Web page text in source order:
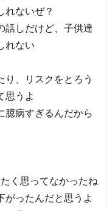
れないぜ？
話しだけど、子供達
れない
り、リスクをとろう
思うよ
臆病すぎるんだから
く思ってなかったね
がったんだと思うよ